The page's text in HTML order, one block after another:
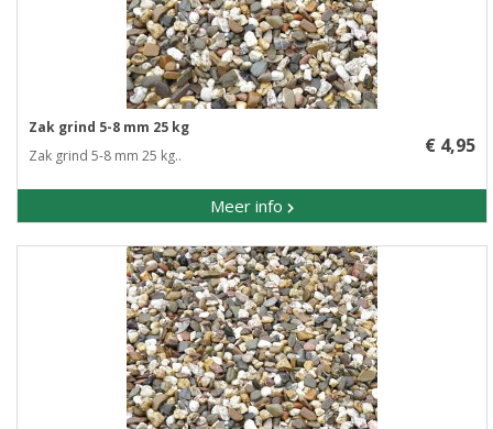
Zak grind 5-8 mm 25 kg
Zak grind 5-8 mm 25 kg..
Meer info
€ 4,95